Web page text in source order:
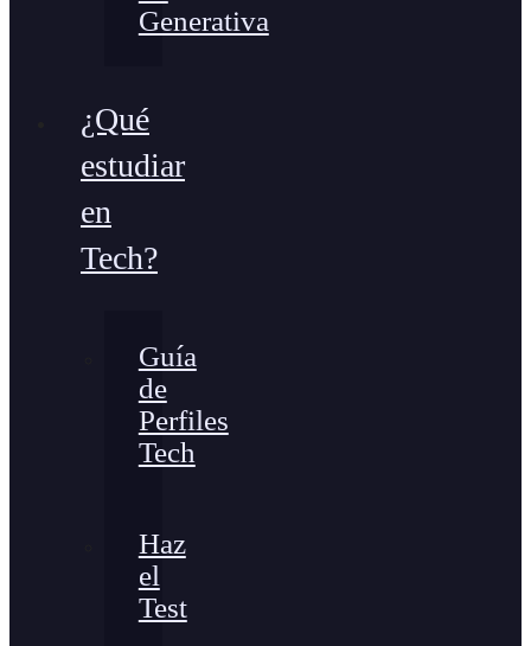
Generativa
¿Qué
estudiar
en
Tech?
Guía
de
Perfiles
Tech
Haz
el
Test